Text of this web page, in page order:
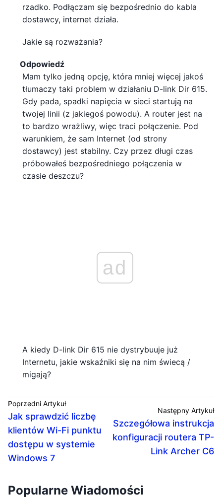
rzadko. Podłączam się bezpośrednio do kabla
dostawcy, internet działa.
Jakie są rozważania?
Odpowiedź
Mam tylko jedną opcję, która mniej więcej jakoś
tłumaczy taki problem w działaniu D-link Dir 615.
Gdy pada, spadki napięcia w sieci startują na
twojej linii (z jakiegoś powodu). A router jest na
to bardzo wrażliwy, więc traci połączenie. Pod
warunkiem, że sam Internet (od strony
dostawcy) jest stabilny. Czy przez długi czas
próbowałeś bezpośredniego połączenia w
czasie deszczu?
ad
A kiedy D-link Dir 615 nie dystrybuuje już
Internetu, jakie wskaźniki się na nim świecą /
migają?
Poprzedni Artykuł
Jak sprawdzić liczbę
klientów Wi-Fi punktu
dostępu w systemie
Windows 7
Następny Artykuł
Szczegółowa instrukcja
konfiguracji routera TP-
Link Archer C6
Popularne Wiadomości